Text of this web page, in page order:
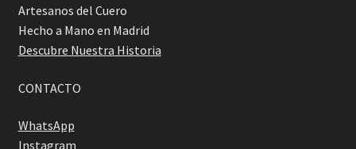
Artesanos del Cuero
Hecho a Mano en Madrid
Descubre Nuestra Historia
CONTACTO
WhatsApp
Instagram